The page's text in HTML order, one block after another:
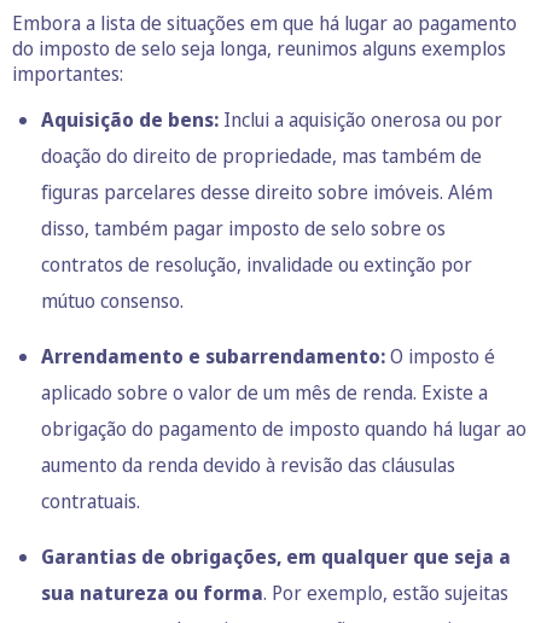
Embora a lista de situações em que há lugar ao pagamento
do imposto de selo seja longa, reunimos alguns exemplos
importantes:
Aquisição de bens: Inclui a aquisição onerosa ou por
doação do direito de propriedade, mas também de
figuras parcelares desse direito sobre imóveis. Além
disso, também pagar imposto de selo sobre os
contratos de resolução, invalidade ou extinção por
mútuo consenso.
Arrendamento e subarrendamento:O imposto é
aplicado sobre o valor de um mês de renda. Existe a
obrigação do pagamento de imposto quando há lugar ao
aumento da renda devido à revisão das cláusulas
contratuais.
Garantias de obrigações, em qualquer que seja a
sua natureza ou forma. Por exemplo, estão sujeitas